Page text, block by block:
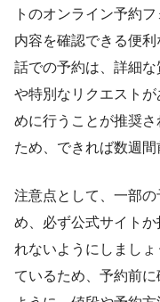
トのオンライン予約
内容を確認できる便
話での予約は、詳細
や特別なリクエスト
めに行うことが推奨
ため、できれば数週間
注意点として、一部
め、必ず公式サイト
れないようにしまし
ているため、予約前